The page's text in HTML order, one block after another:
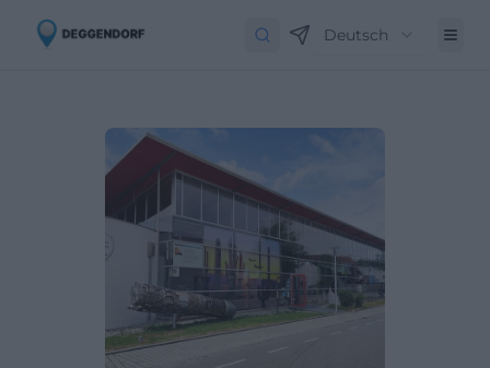
Deutsch